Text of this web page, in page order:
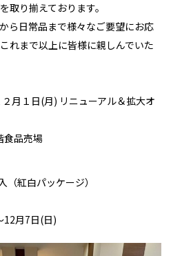
取り揃えております。
ら日常品まで様々なご要望にお応
れまで以上に皆様に親しんでいた
月１日(月) リニューアル＆拡大オ
品売場
（紅白パッケージ）
12月7日(日)